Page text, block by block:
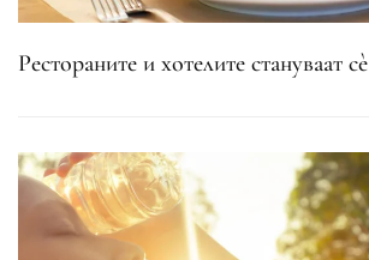
Рестораните и хотелите стануваат